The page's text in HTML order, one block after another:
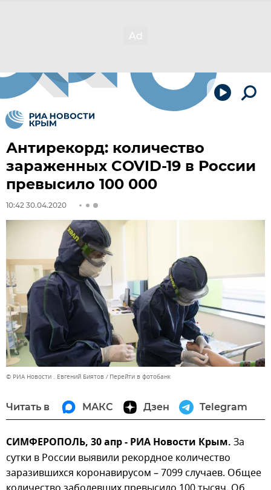
Антирекорд: количество
зараженных COVID-19 в России
превысило 100 000
10:42 30.04.2020
© РИА Новости . Евгений Биятов Перейти в фотобанк
Читать в МАКС Дзен Telegram
СИМФЕРОПОЛЬ, 30 апр - РИА Новости Крым. За
сутки в России выявили рекордное количество
заразившихся коронавирусом – 7099 случаев. Общее